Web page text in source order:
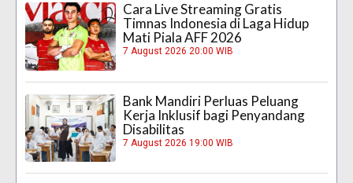
Cara Live Streaming Gratis
Timnas Indonesia di Laga Hidup
Mati Piala AFF 2026
7 August 2026 20:00 WIB
Bank Mandiri Perluas Peluang
Kerja Inklusif bagi Penyandang
Disabilitas
7 August 2026 19:00 WIB